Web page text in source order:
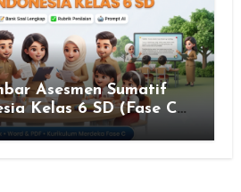
Asesmen Sumatif
Kelas 6 SD (Fase C)
Rubrik Penilaian